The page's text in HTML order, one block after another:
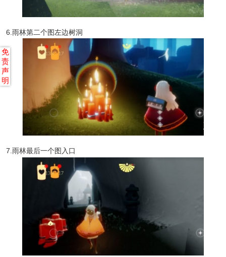
6.雨林第二个图左边树洞
7.雨林最后一个图入口
免
责
声
明